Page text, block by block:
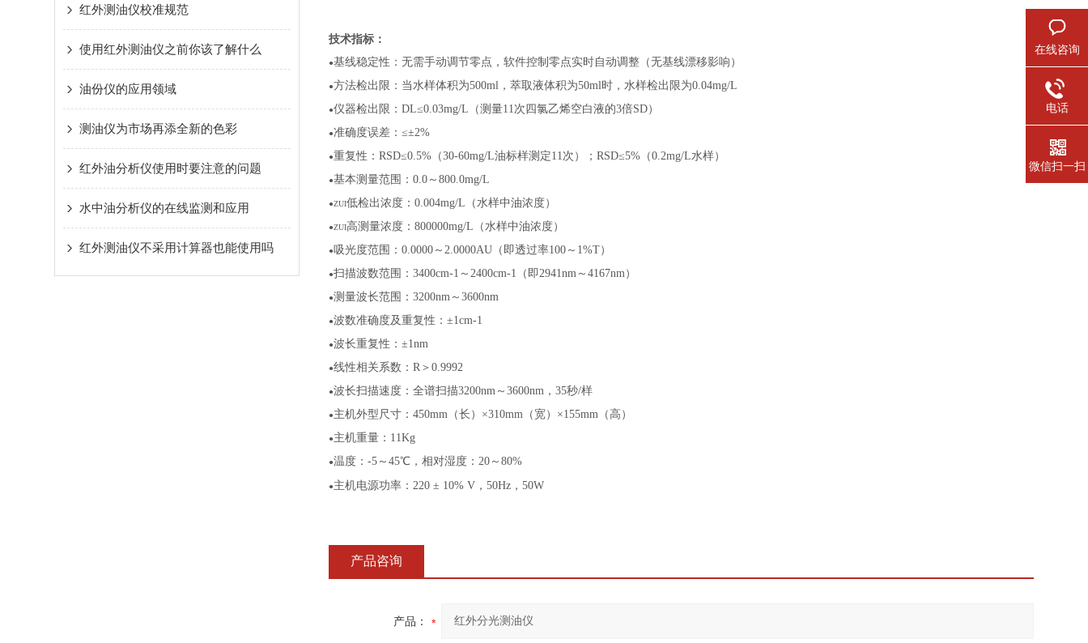
红外测油仪校准规范
使用红外测油仪之前你该了解什么
油份仪的应用领域
测油仪为市场再添全新的色彩
红外油分析仪使用时要注意的问题
水中油分析仪的在线监测和应用
红外测油仪不采用计算器也能使用吗
技术指标：
●基线稳定性：无需手动调节零点，软件控制零点实时自动调整（无基线漂移影响）
●方法检出限：当水样体积为500ml，萃取液体积为50ml时，水样检出限为0.04mg/L
●仪器检出限：DL≤0.03mg/L （测量11次四氯乙烯空白液的3倍SD）
●准确度误差：≤±2%
●重复性：RSD≤0.5%（30-60mg/L油标样测定11次）；RSD≤5%（0.2mg/L水样）
●基本测量范围 ：0.0～ 800.0mg/L
●ZUI低检出浓度： 0.004mg/L （水样中油浓度）
●ZUI高测量浓度：800000mg/L （水样中油浓度）
●吸光度范围 ： 0.0000～2.0000AU（即透过率100～1%T）
●扫描波数范围： 3400cm-1～2400cm-1（即2941nm～4167nm）
●测量波长范围：3200nm～ 3600nm
●波数准确度及重复性 ： ±1cm-1
●波长重复性：±1nm
●线性相关系数 ：R＞0.9992
●波长扫描速度：全谱扫描3200nm～ 3600nm，35秒/样
●主机外型尺寸： 450mm（长）×310mm（宽）×155mm（高）
●主机重量：11Kg
●温度：-5～ 45℃，相对湿度：20～ 80%
●主机电源功率： 220 ± 10%V，50Hz， 50W
产品咨询
产品：
在线咨询
电话
微信扫一扫